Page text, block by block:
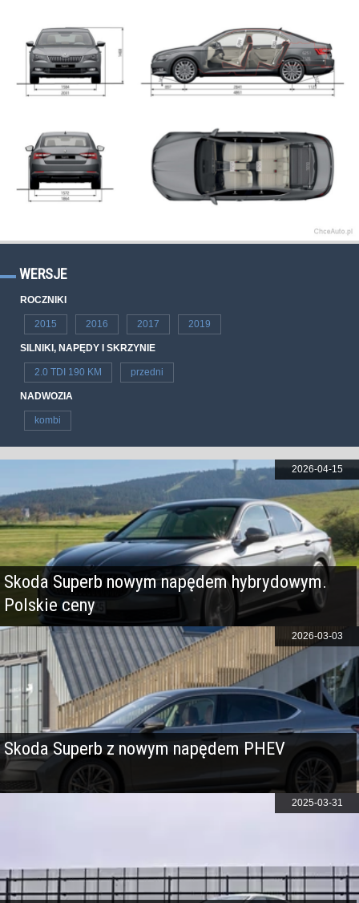
WERSJE
ROCZNIKI
2015 2016 2017 2019
SILNIKI, NAPĘDY I SKRZYNIE
2.0 TDI 190 KM przedni
NADWOZIA
kombi
Skoda Superb nowym napędem hybrydowym.
Polskie ceny
2026-04-15
Skoda Superb z nowym napędem PHEV
2026-03-03
2025-03-31